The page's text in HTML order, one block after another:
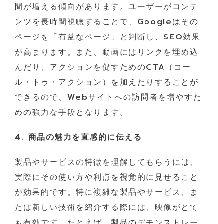
間が増える傾向があります。ユーザーがコンテ
ンツを長時間視聴することで、Googleはその
ページを「有益なページ」と判断し、SEO効果
が高まります。また、動画にはリンクを埋め込
んだり、アクションを促すためのCTA（コー
ル・トゥ・アクション）を加えたりすることが
できるので、Webサイトへの訪問者を増やすた
めの強力な手段となります。
4. 商品の魅力を直感的に伝える
製品やサービスの特徴を理解してもらうには、
実際にその使い方や利点を視覚的に見せること
が効果的です。特に複雑な製品やサービス、ま
たは新しい技術を紹介する際には、映像がとて